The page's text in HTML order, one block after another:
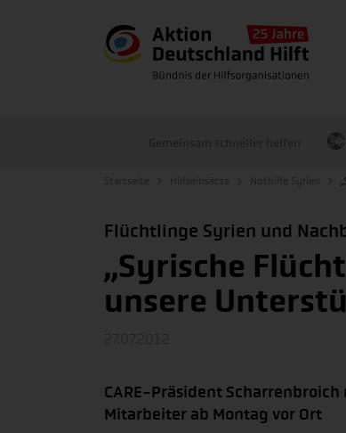
Flüchtlinge Syrien und
„Syrische
unsere
CARE-Präsident
Mitarbeiter ab Montag vor Ort